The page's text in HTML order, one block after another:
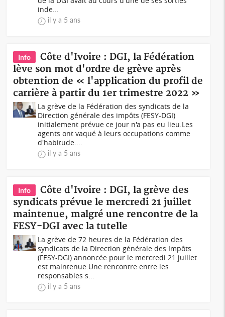
inde...
il y a 5 ans
Info
Côte d'Ivoire : DGI, la Fédération
lève son mot d'ordre de grève après
obtention de « l'application du profil de
carrière à partir du 1er trimestre 2022 »
La grève de la Fédération des syndicats de la
Direction générale des impôts (FESY-DGI)
initialement prévue ce jour n'a pas eu lieu.Les
agents ont vaqué à leurs occupations comme
d'habitude....
il y a 5 ans
Info
Côte d'Ivoire : DGI, la grève des
syndicats prévue le mercredi 21 juillet
maintenue, malgré une rencontre de la
FESY-DGI avec la tutelle
La grève de 72 heures de la Fédération des
syndicats de la Direction générale des Impôts
(FESY-DGI) annoncée pour le mercredi 21 juillet
est maintenue.Une rencontre entre les
responsables s...
il y a 5 ans